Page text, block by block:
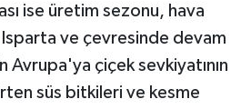
ise üretim sezonu, hava
Isparta ve çevresinde devam
çiçek sevkiyatının
süs bitkileri ve kesme